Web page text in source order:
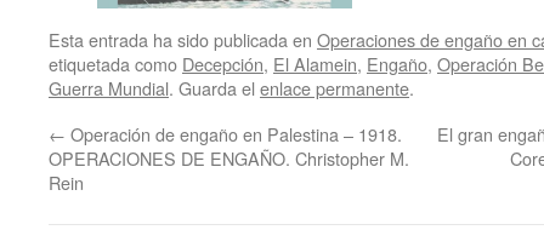
Esta entrada ha sido publicada en Operaciones de engaño en
etiquetada como Decepción, El Alamein, Engaño, Operación
Guerra Mundial. Guarda el enlace permanente.
← Operación de engaño en Palestina – 1918.
OPERACIONES DE ENGAÑO. Christopher M.
Rein
El gran